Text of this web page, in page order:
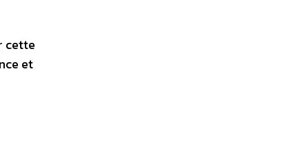
cette
et